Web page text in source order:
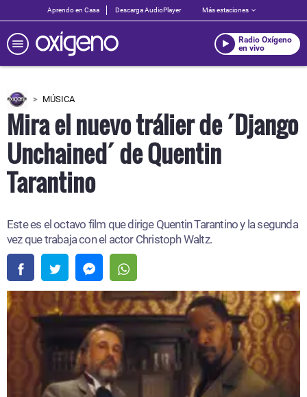
Aprendo en Casa Descarga AudioPlayer Más estaciones
Radio Oxígeno
en vivo
MÚSICA
Mira el nuevo trálier de ´Django
Unchained´ de Quentin
Tarantino
Este es el octavo film que dirige Quentin Tarantino y la segunda
vez que trabaja con el actor Christoph Waltz.